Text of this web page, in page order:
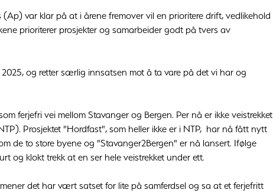
var klar på at i årene fremover vil en prioritere drift, vedlikehold
prioriterer prosjekter og samarbeider godt på tvers av
og retter særlig innsatsen mot å ta vare på det vi har og
ferjefri vei mellom Stavanger og Bergen. Per nå er ikke veistrekket
Prosjektet "Hordfast", som heller ikke er i NTP, har nå fått nytt
de to store byene og "Stavanger2Bergen" er nå lansert. Ifølge
og klokt trekk at en ser hele veistrekket under ett.
det har vært satset for lite på samferdsel og sa at et ferjefritt